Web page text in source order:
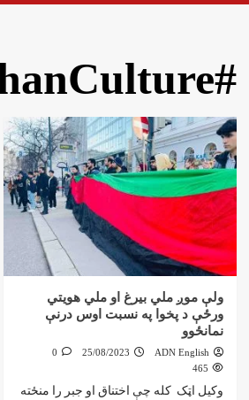
#AfghanIdentity #AfghanCulture
ولې موږ ملي بیرغ او ملي هویتي
ورځې د پخوا په نسبت اوس درنې
نمانځوو
ADN English
25/08/2023
0
465
وکیل اټک کله چې اختناق او جبر را منځته